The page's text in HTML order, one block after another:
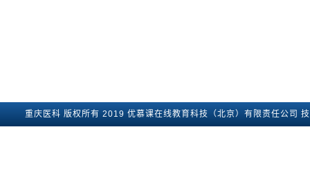
重庆医科 版权所有2019 优慕课在线教育科技（北京）有限责任公司